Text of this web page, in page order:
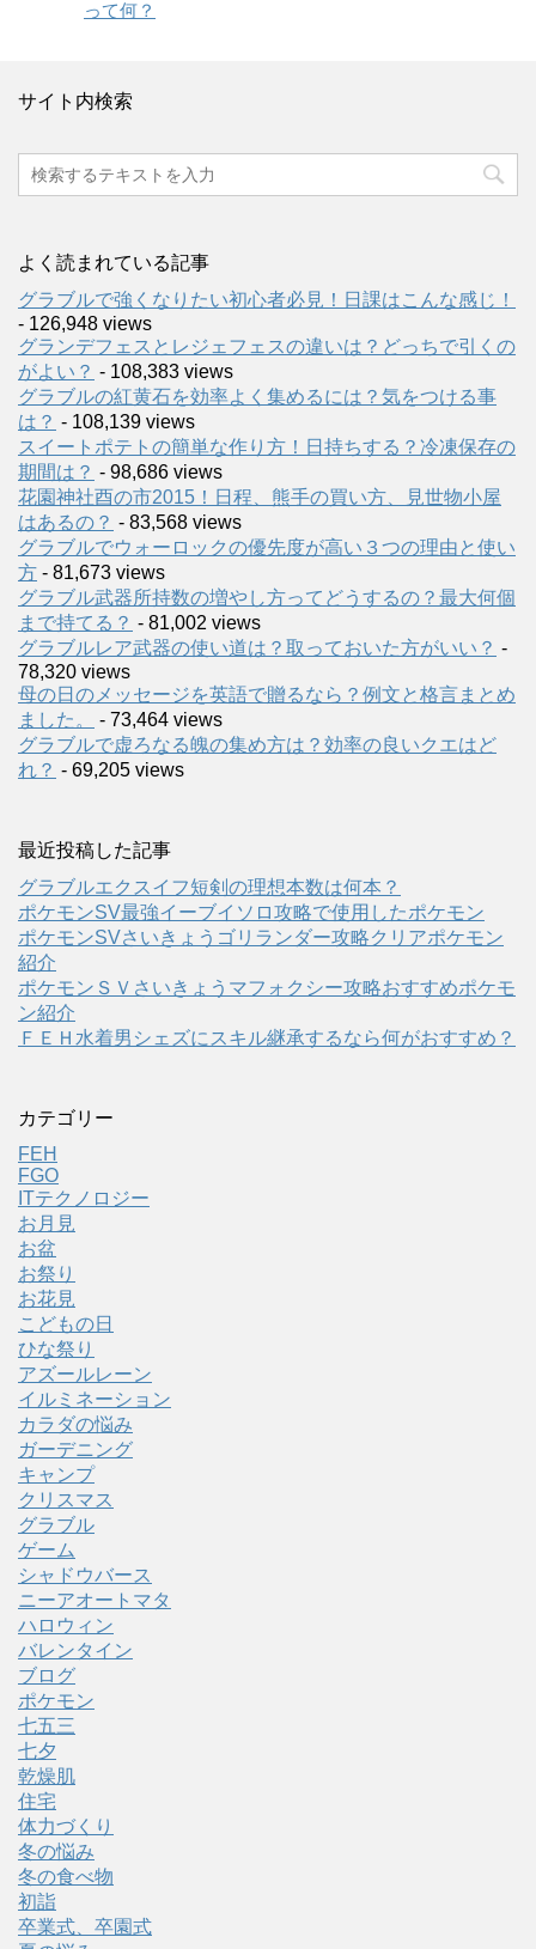
って何？
サイト内検索
よく読まれている記事
グラブルで強くなりたい初心者必見！日課はこんな感じ！
- 126,948 views
グランデフェスとレジェフェスの違いは？どっちで引くの
がよい？ - 108,383 views
グラブルの紅黄石を効率よく集めるには？気をつける事
は？ - 108,139 views
スイートポテトの簡単な作り方！日持ちする？冷凍保存の
期間は？ - 98,686 views
花園神社酉の市2015！日程、熊手の買い方、見世物小屋
はあるの？ - 83,568 views
グラブルでウォーロックの優先度が高い３つの理由と使い
方 - 81,673 views
グラブル武器所持数の増やし方ってどうするの？最大何個
まで持てる？ - 81,002 views
グラブルレア武器の使い道は？取っておいた方がいい？ -
78,320 views
母の日のメッセージを英語で贈るなら？例文と格言まとめ
ました。
- 73,464 views
グラブルで虚ろなる魄の集め方は？効率の良いクエはど
れ？ - 69,205 views
最近投稿した記事
グラブルエクスイフ短剣の理想本数は何本？
ポケモンSV最強イーブイソロ攻略で使用したポケモン
ポケモンSVさいきょうゴリランダー攻略クリアポケモン
紹介
ポケモンＳＶさいきょうマフォクシー攻略おすすめポケモ
ン紹介
ＦＥＨ水着男シェズにスキル継承するなら何がおすすめ？
カテゴリー
FEH
FGO
ITテクノロジー
お月見
お盆
お祭り
お花見
こどもの日
ひな祭り
アズールレーン
イルミネーション
カラダの悩み
ガーデニング
キャンプ
クリスマス
グラブル
ゲーム
シャドウバース
ニーアオートマタ
ハロウィン
バレンタイン
ブログ
ポケモン
七五三
七夕
乾燥肌
住宅
体力づくり
冬の悩み
冬の食べ物
初詣
卒業式、卒園式